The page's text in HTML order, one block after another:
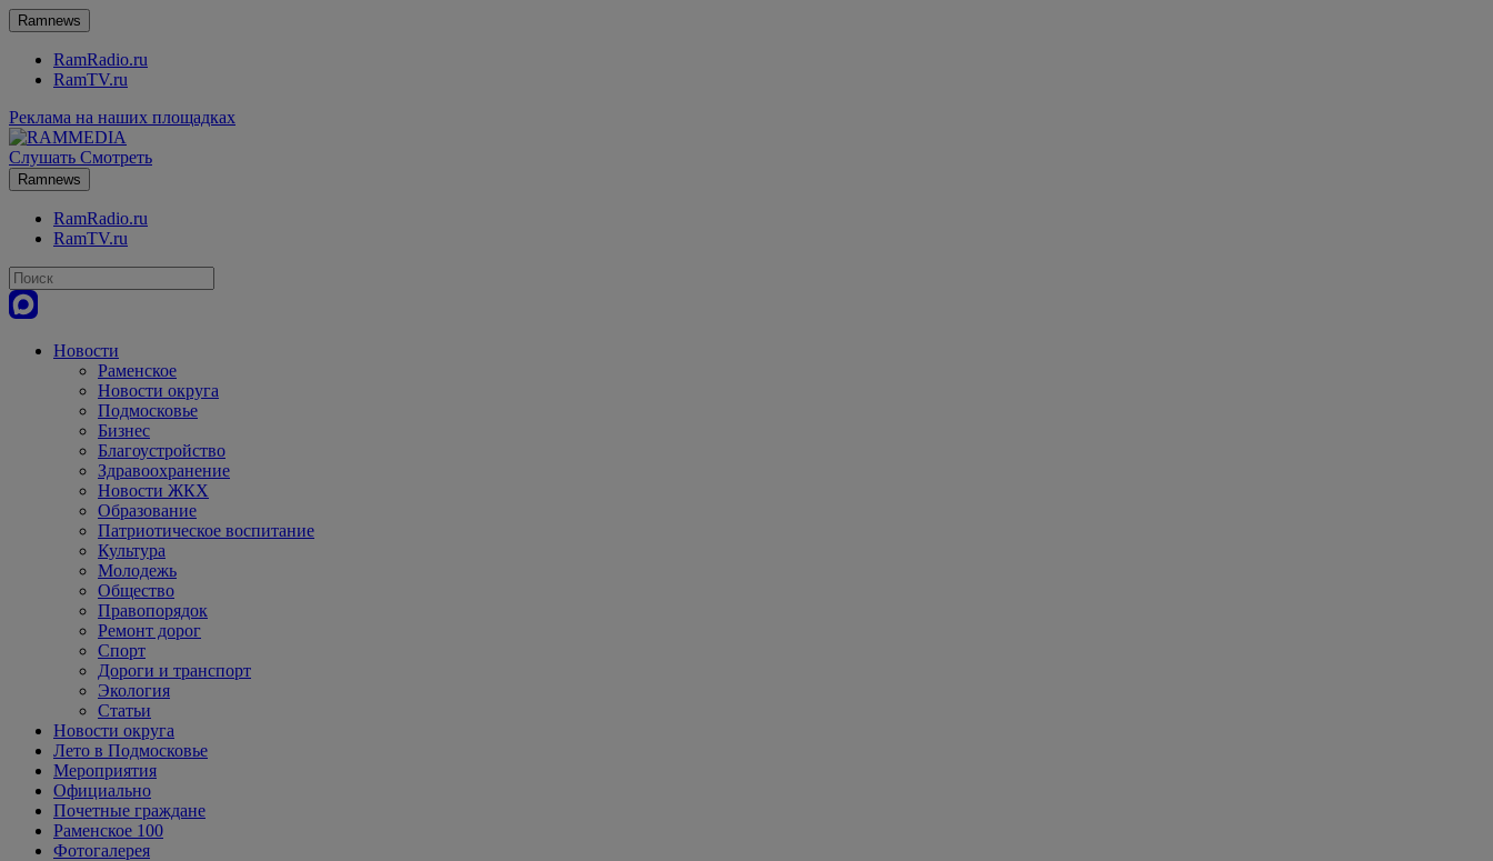
Ramnews
RamRadio.ru
RamTV.ru
Реклама на наших площадках
Слушать Смотреть
Ramnews
RamRadio.ru
RamTV.ru
Новости
Раменское
Новости округа
Подмосковье
Бизнес
Благоустройство
Здравоохранение
Новости ЖКХ
Образование
Патриотическое воспитание
Культура
Молодежь
Общество
Правопорядок
Ремонт дорог
Спорт
Дороги и транспорт
Экология
Статьи
Новости округа
Лето в Подмосковье
Мероприятия
Официально
Почетные граждане
Раменское 100
Фотогалерея